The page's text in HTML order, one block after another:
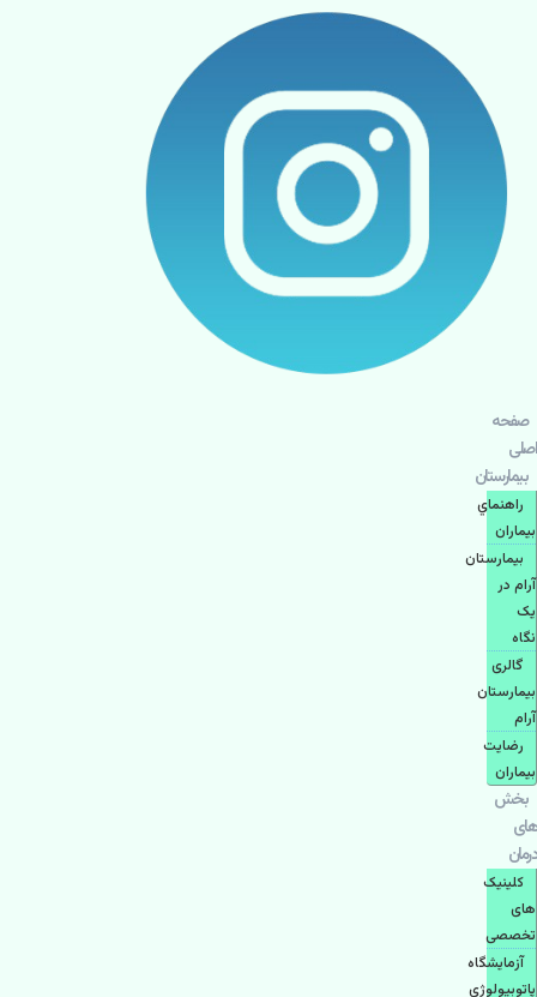
صفحه
اصلی
بيمارستان
راهنماي
بیماران
بیمارستان
آرام در
یک
نگاه
گالری
بیمارستان
آرام
رضایت
بیماران
بخش
های
درمان
کلینیک
های
تخصصی
آزمایشگاه
پاتوبیولوژی